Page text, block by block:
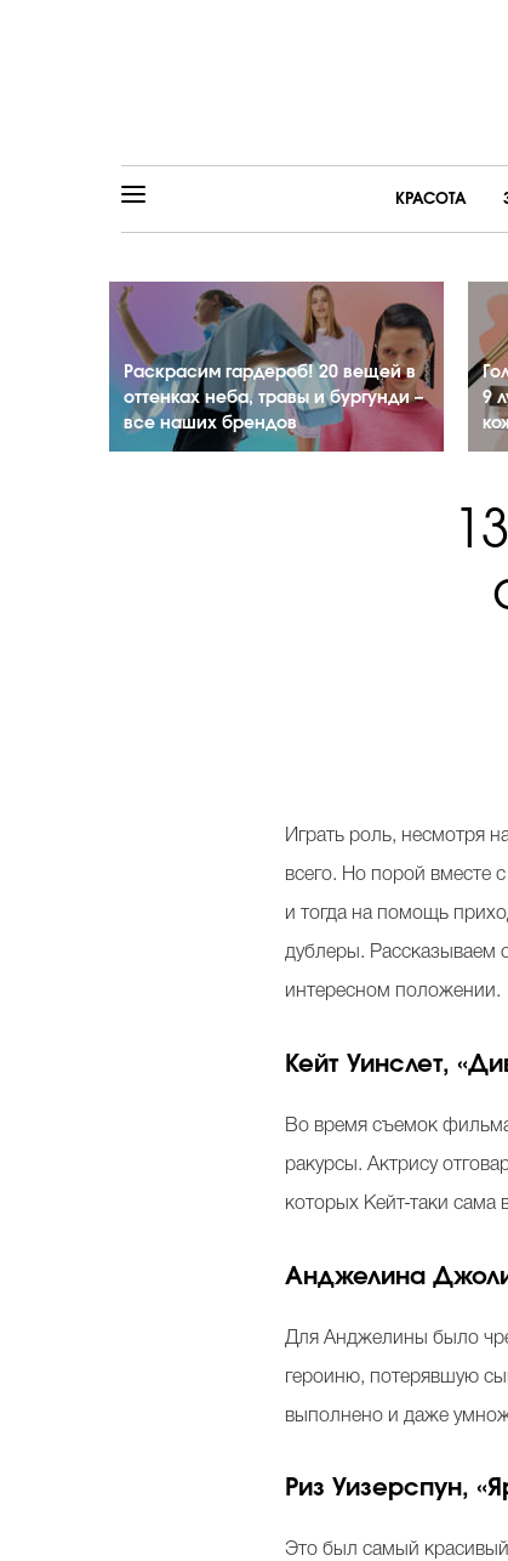
КРАСОТА
Раскрасим гардероб! 20 вещей в
оттенках неба, травы и бургунди –
все наших брендов
9
И грать роль, несмотря
всего. Но порой вместе
и тогда на помощь
дублеры. Рассказываем
интересном положении.
Кейт Уинслет,
Во время съемок
ракурсы. Актрису
которых Кейт-таки сама
Анджелина
Для Анджелины было
героиню, потерявшую
выполнено и даже
Риз Уизерспун,
Это был самый